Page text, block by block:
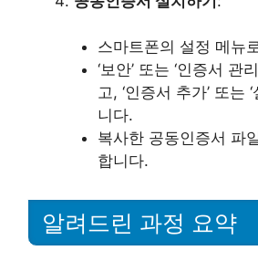
스마트폰의 설정 메뉴
‘보안’ 또는 ‘인증서 관
고, ‘인증서 추가’ 또는
니다.
복사한 공동인증서 파
합니다.
알려드린 과정 요약